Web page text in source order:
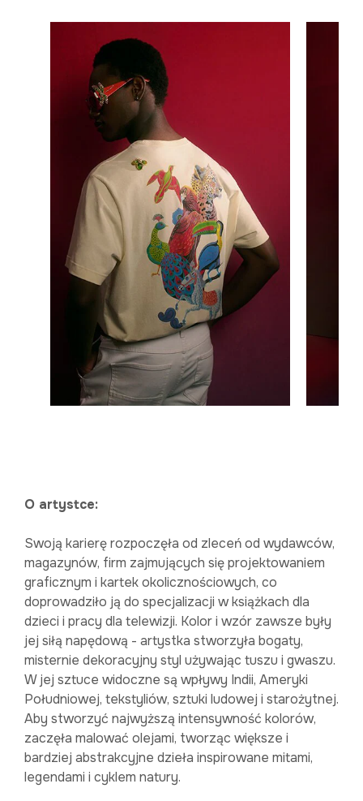
O artystce:
Swoją karierę rozpoczęła od zleceń od wydawców,
magazynów, firm zajmujących się projektowaniem
graficznym i kartek okolicznościowych, co
doprowadziło ją do specjalizacji w książkach dla
dzieci i pracy dla telewizji. Kolor i wzór zawsze były
jej siłą napędową - artystka stworzyła bogaty,
misternie dekoracyjny styl używając tuszu i gwaszu.
W jej sztuce widoczne są wpływy Indii, Ameryki
Południowej, tekstyliów, sztuki ludowej i starożytnej.
Aby stworzyć najwyższą intensywność kolorów,
zaczęła malować olejami, tworząc większe i
bardziej abstrakcyjne dzieła inspirowane mitami,
legendami i cyklem natury.